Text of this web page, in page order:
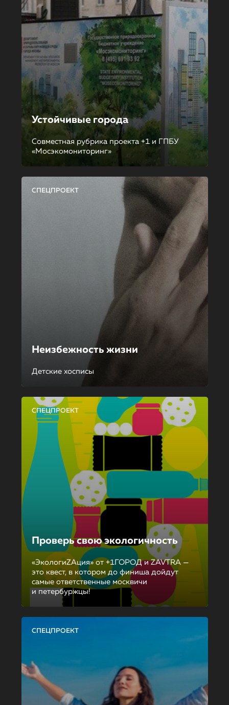
Устойчивые города
Совместная рубрика проекта +1 и ГПБУ
«Мосэкомониторинг»
СПЕЦПРОЕКТ
Неизбежность жизни
Детские хосписы
СПЕЦПРОЕКТ
Проверь свою экологичность
«ЭкологиZAция» от +1ГОРОД и ZAVTRA —
это квест, в котором до финиша дойдут
самые ответственные москвичи
и петербуржцы!
СПЕЦПРОЕКТ